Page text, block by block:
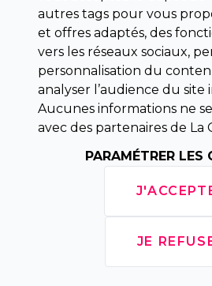
Histoire
Pochoteque
Pleiade
INFORMATIONS
Droit de rétractation
Conditions générales de
Mentions légales
Horaires d'ouverture
autres tags pour vous
et offres adaptés, des
vers les réseaux sociaux,
personnalisation du
analyser l’audience du site
Aucunes informations ne
avec des partenaires de La
PARAMÉTRER LES
JE